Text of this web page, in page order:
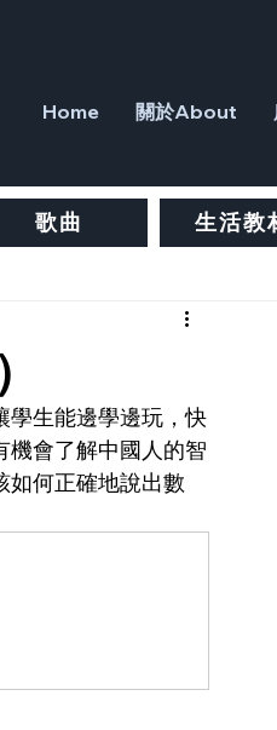
Home 關於About
歌曲 生活教
學生能邊學邊玩，快
機會了解中國人的智
如何正確地說出數